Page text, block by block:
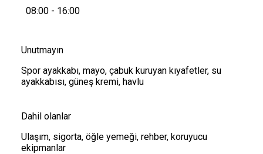
08:00 - 16:00
Unutmayın
Spor ayakkabı, mayo, çabuk kuruyan kıyafetler, su
ayakkabısı, güneş kremi, havlu
Dahil olanlar
Ulaşım, sigorta, öğle yemeği, rehber, koruyucu
ekipmanlar